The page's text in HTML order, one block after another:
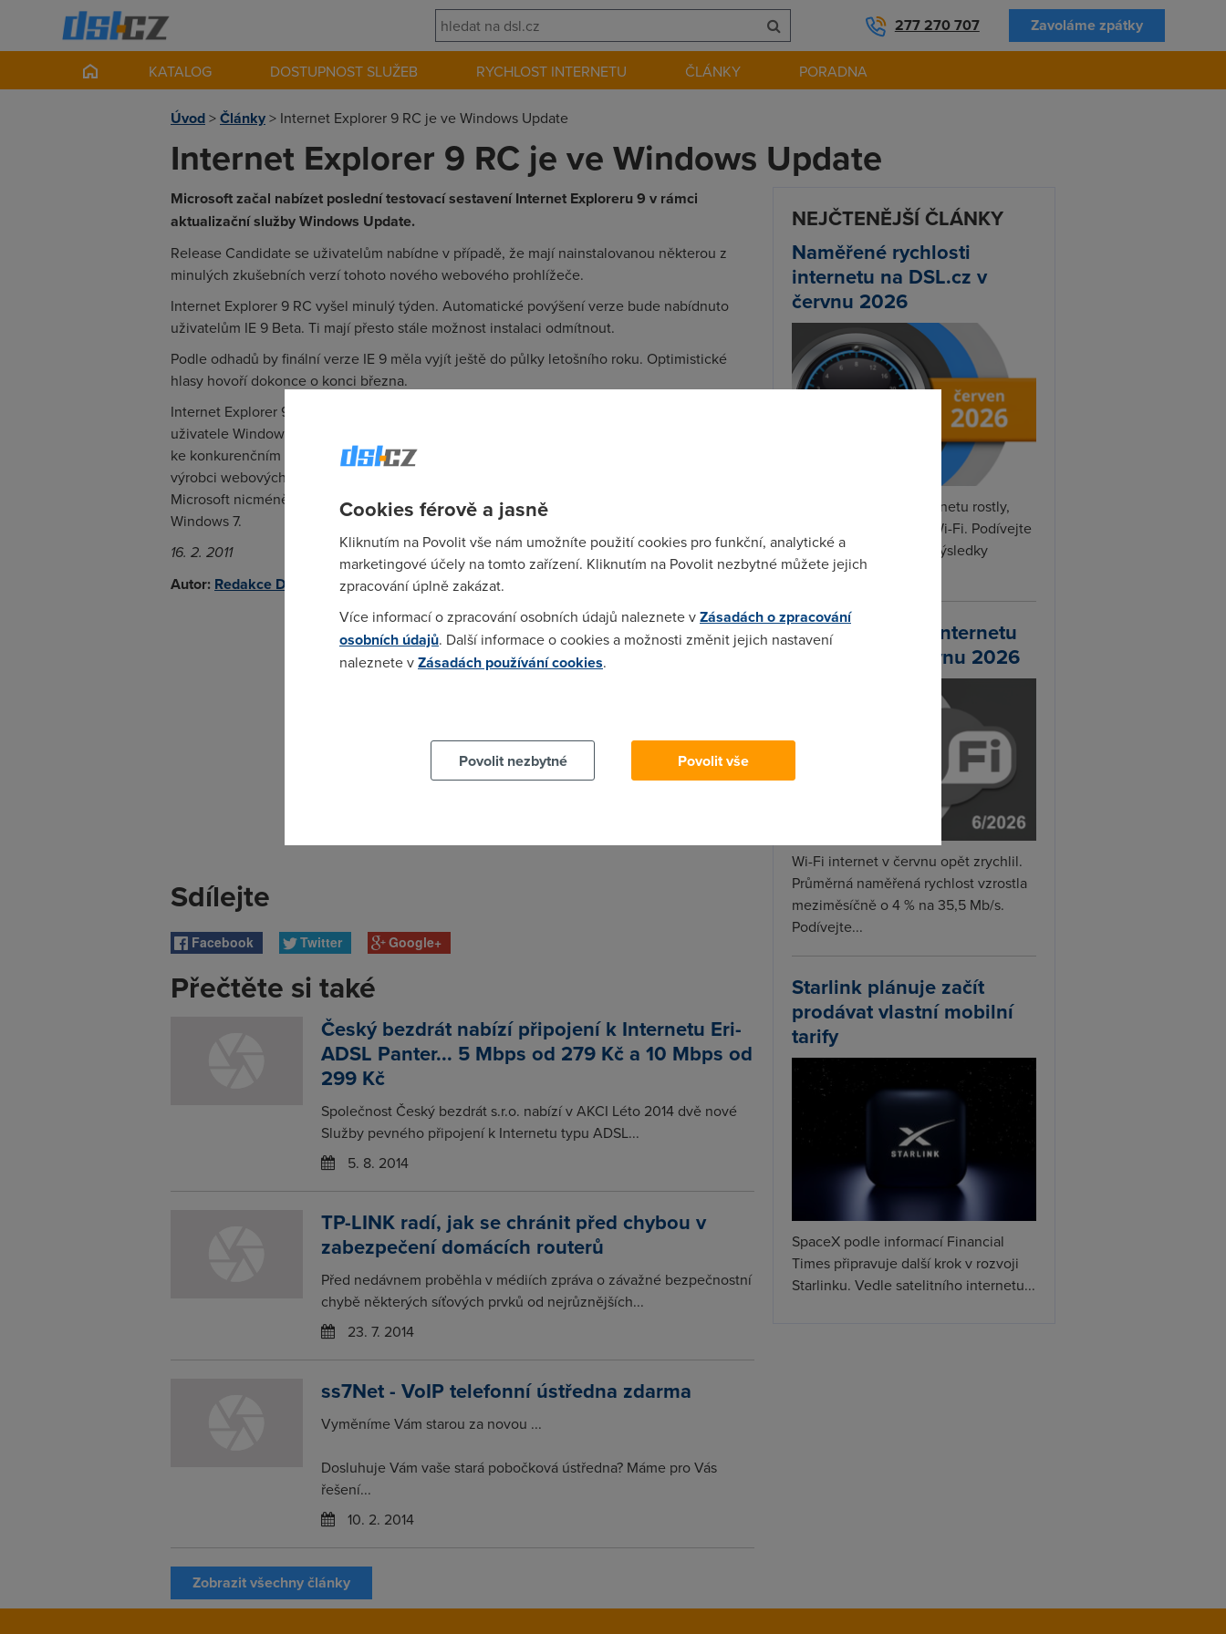
277 270 707 Zavoláme zpátky
KATALOG DOSTUPNOST SLUŽEB RYCHLOST INTERNETU ČLÁNKY PORADNA
Úvod>Články> Internet Explorer 9 RC je ve Windows Update
Internet Explorer 9 RC je ve Windows Update
Microsoft začal nabízet poslední testovací sestavení Internet Exploreru 9 v rámci
aktualizační služby Windows Update.
Release Candidate se uživatelům nabídne v případě, že mají nainstalovanou některou z
minulých zkušebních verzí tohoto nového webového prohlížeče.
Internet Explorer 9 RC vyšel minulý týden. Automatické povýšení verze bude nabídnuto
uživatelům IE 9 Beta. Ti mají přesto stále možnost instalaci odmítnout.
Podle odhadů by finální verze IE 9 měla vyjít ještě do půlky letošního roku. Optimistické
hlasy hovoří dokonce o konci března.
Internet Explorer 9 stejně jako řada dalších nových produktů Microsoftu není určena pro
uživatele Windows XP. Pokud ti chtějí používat nejmodernější prohlížeče, musejí sáhnout
ke konkurenčním řešením, jako je Google Chrome, Opera nebo Firefox. Všichni takoví
výrobci webových prohlížečů nejpoužívanější OS na světě -- Windows XP -- stále podporují.
Microsoft nicméně chce takové uživatele přimět k upgradu na Windows Vista nebo
Windows 7.
16. 2. 2011
Autor: Redakce DSL.cz
Sdílejte
Facebook Twitter Google+
Přečtěte si také
Český bezdrát nabízí připojení k Internetu Eri-
ADSL Panter... 5 Mbps od 279 Kč a 10 Mbps od
299 Kč
Společnost Český bezdrát s.r.o. nabízí v AKCI Léto 2014 dvě nové
Služby pevného připojení k Internetu typu ADSL...
5. 8. 2014
TP-LINK radí, jak se chránit před chybou v
zabezpečení domácích routerů
Před nedávnem proběhla v médiích zpráva o závažné bezpečnostní
chybě některých síťových prvků od nejrůznějších...
23. 7. 2014
ss7Net - VoIP telefonní ústředna zdarma
Vyměníme Vám starou za novou ...
Dosluhuje Vám vaše stará pobočková ústředna? Máme pro Vás
řešení...
10. 2. 2014
Zobrazit všechny články
NEJČTENĚJŠÍ ČLÁNKY
Naměřené rychlosti
internetu na DSL.cz v
červnu 2026
V červnu rychlosti internetu rostly,
zrychlily DSL, optika i Wi-Fi. Podívejte
se na naše nejnovější výsledky
měření...
Rychlosti Wi-Fi internetu
na DSL.cz v červnu 2026
Wi-Fi internet v červnu opět zrychlil.
Průměrná naměřená rychlost vzrostla
meziměsíčně o 4 % na 35,5 Mb/s.
Podívejte...
Starlink plánuje začít
prodávat vlastní mobilní
tarify
SpaceX podle informací Financial
Times připravuje další krok v rozvoji
Starlinku. Vedle satelitního internetu...
Cookies férově a jasně
Kliknutím na Povolit vše nám umožníte použití cookies pro funkční, analytické a
marketingové účely na tomto zařízení. Kliknutím na Povolit nezbytné můžete jejich
zpracování úplně zakázat.
Více informací o zpracování osobních údajů naleznete vZásadách o zpracování
osobních údajů. Další informace o cookies a možnosti změnit jejich nastavení
naleznete vZásadách používání cookies.
Povolit nezbytné
Povolit vše